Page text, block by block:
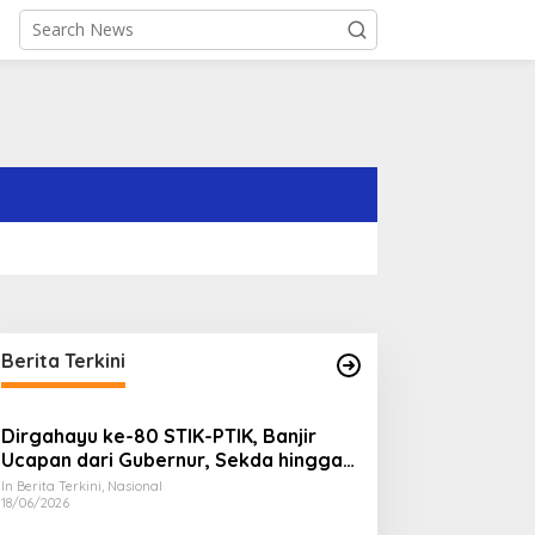
Berita Terkini
Dirgahayu ke-80 STIK-PTIK, Banjir
Ucapan dari Gubernur, Sekda hingga
Kapolda.
In Berita Terkini, Nasional
18/06/2026